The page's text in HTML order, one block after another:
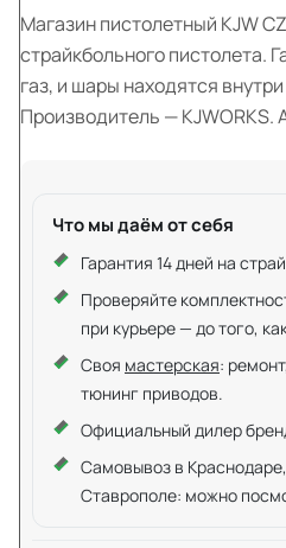
Магазин пистолетный KJW
страйкбольного пистолета.
газ, и шары находятся
Производитель — KJWORKS.
Что мы даём от себя
Гарантия 14 дней на
Проверяйте
при курьере — до того,
Своя мастерская:
тюнинг приводов.
Официальный дилер
Самовывоз в
Ставрополе: можно